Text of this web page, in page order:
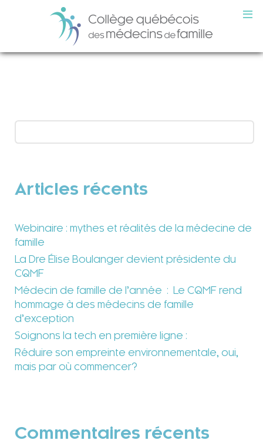
Articles récents
Webinaire : mythes et réalités de la médecine de
famille
La Dre Élise Boulanger devient présidente du
CQMF
Médecin de famille de l’année : Le CQMF rend
hommage à des médecins de famille
d’exception
Soignons la tech en première ligne :
Réduire son empreinte environnementale, oui,
mais par où commencer?
Commentaires récents